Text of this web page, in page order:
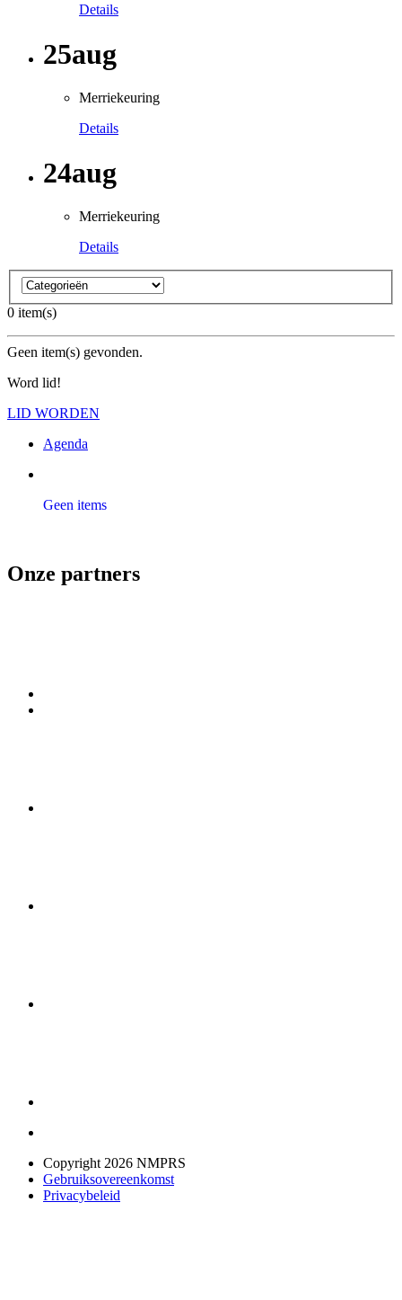
Details
25aug
Merriekeuring
Details
24aug
Merriekeuring
Details
0 item(s)
Geen item(s) gevonden.
Word lid!
LID WORDEN
Agenda
Geen items
Onze partners
Copyright 2026 NMPRS
Gebruiksovereenkomst
Privacybeleid